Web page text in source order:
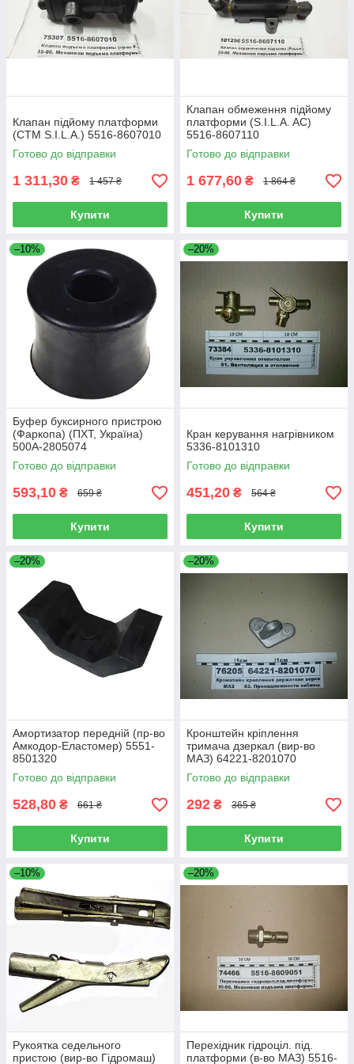
Клапан підйому платформи
(СТМ S.I.L.A.) 5516-8607010
Готово до відправки
1 311,30 ₴ 1 457 ₴
Купити
Клапан обмеження підйому
платформи (S.I.L.A. AC)
5516-8607110
Готово до відправки
1 677,60 ₴ 1 864 ₴
Купити
–10%
Буфер буксирного пристрою
(Фаркопа) (ПХТ, Україна)
500А-2805074
Готово до відправки
593,10 ₴ 659 ₴
Купити
–20%
Кран керування нагрівником
5336-8101310
Готово до відправки
451,20 ₴ 564 ₴
Купити
–20%
Амортизатор передній (пр-во
Амкодор-Еластомер) 5551-
8501320
Готово до відправки
528,80 ₴ 661 ₴
Купити
–20%
Кронштейн кріплення
тримача дзеркал (вир-во
МАЗ) 64221-8201070
Готово до відправки
292 ₴ 365 ₴
Купити
–10%
Рукоятка седельного
пристою (вир-во Гідромаш)
–20%
Перехідник гідроціл. під.
платформи (в-во МАЗ) 5516-